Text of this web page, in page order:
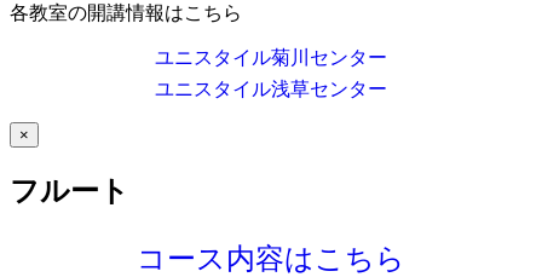
各教室の開講情報はこちら
ユニスタイル菊川センター
ユニスタイル浅草センター
×
フルート
コース内容はこちら